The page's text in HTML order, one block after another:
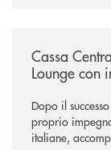
Cassa
Lounge con
Dopo il
proprio
italiane,